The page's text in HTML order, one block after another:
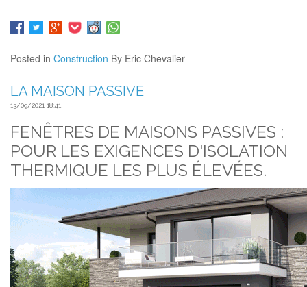
Posted in Construction By Eric Chevalier
LA MAISON PASSIVE
13/09/2021 18:41
FENÊTRES DE MAISONS PASSIVES :
POUR LES EXIGENCES D'ISOLATION
THERMIQUE LES PLUS ÉLEVÉES.